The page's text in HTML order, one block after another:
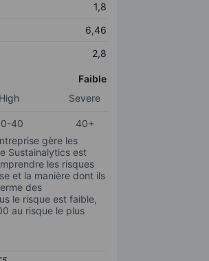
1,8
6,46
2,8
Faible
High Severe
40
40+
gère les
Sustainalytics est
les risques
et la manière dont ils
des
le risque est faible,
au risque le plus